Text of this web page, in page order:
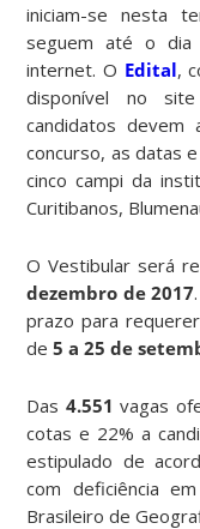
iniciam-se nesta
seguem até o
internet. O Edital,
disponível no site
candidatos devem
concurso, as datas
cinco campi da
Curitibanos,
O Vestibular será
dezembro de 2017
prazo para
de5 a 25 de
Das 4.551 vagas
cotas e 22% a
estipulado de
com deficiência
Brasileiro de